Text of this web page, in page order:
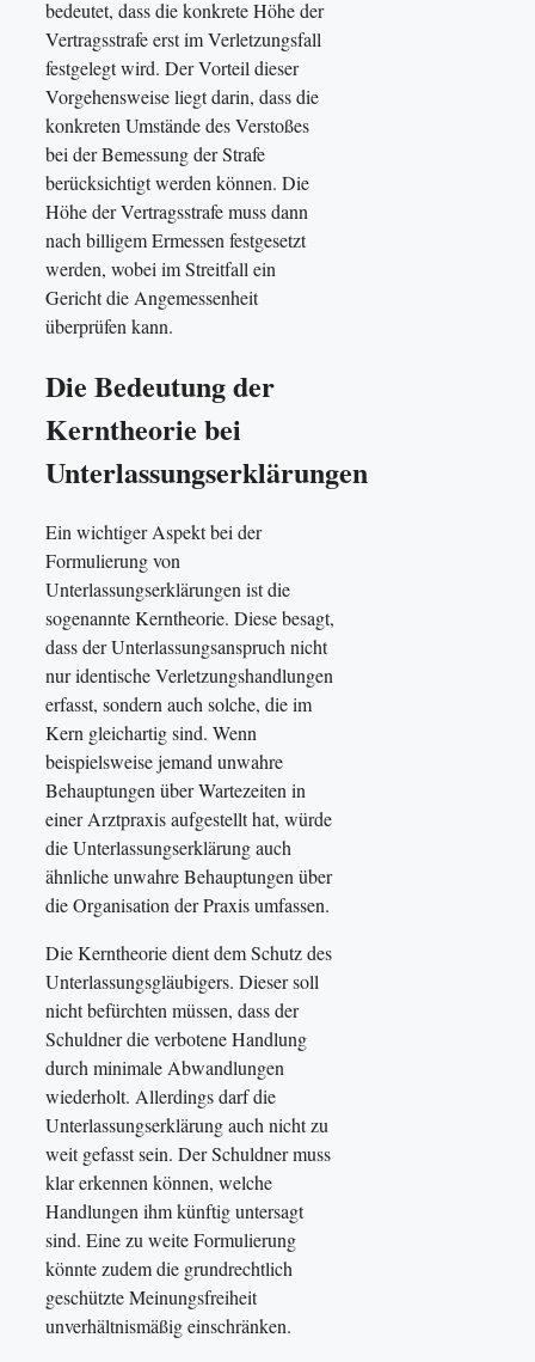
bedeutet, dass die konkrete Höhe der
Vertragsstrafe erst im Verletzungsfall
festgelegt wird. Der Vorteil dieser
Vorgehensweise liegt darin, dass die
konkreten Umstände des Verstoßes
bei der Bemessung der Strafe
berücksichtigt werden können. Die
Höhe der Vertragsstrafe muss dann
nach billigem Ermessen festgesetzt
werden, wobei im Streitfall ein
Gericht die Angemessenheit
überprüfen kann.
Die Bedeutung der
Kerntheorie bei
Unterlassungserklärungen
Ein wichtiger Aspekt bei der
Formulierung von
Unterlassungserklärungen ist die
sogenannte Kerntheorie. Diese besagt,
dass der Unterlassungsanspruch nicht
nur identische Verletzungshandlungen
erfasst, sondern auch solche, die im
Kern gleichartig sind. Wenn
beispielsweise jemand unwahre
Behauptungen über Wartezeiten in
einer Arztpraxis aufgestellt hat, würde
die Unterlassungserklärung auch
ähnliche unwahre Behauptungen über
die Organisation der Praxis umfassen.
Die Kerntheorie dient dem Schutz des
Unterlassungsgläubigers. Dieser soll
nicht befürchten müssen, dass der
Schuldner die verbotene Handlung
durch minimale Abwandlungen
wiederholt. Allerdings darf die
Unterlassungserklärung auch nicht zu
weit gefasst sein. Der Schuldner muss
klar erkennen können, welche
Handlungen ihm künftig untersagt
sind. Eine zu weite Formulierung
könnte zudem die grundrechtlich
geschützte Meinungsfreiheit
unverhältnismäßig einschränken.